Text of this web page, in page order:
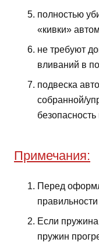
полностью
«кивки»
не требуют
вливаний в
подвеска
собранной/
Примечания:
Перед
Если пружина
пружин